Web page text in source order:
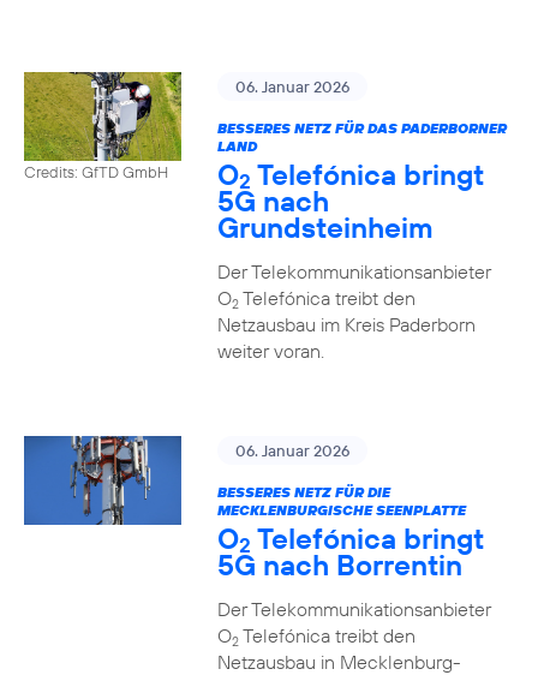
Credits: GfTD GmbH
06. Januar 2026
BESSERES NETZ FÜR DAS PADERBORNER
LAND
O2 Telefónica bringt
5G nach
Grundsteinheim
Der Telekommunikationsanbieter
O2Telefónica treibt den
Netzausbau im Kreis Paderborn
weiter voran.
06. Januar 2026
BESSERES NETZ FÜR DIE
MECKLENBURGISCHE SEENPLATTE
O2 Telefónica bringt
5G nach Borrentin
Der Telekommunikationsanbieter
O2Telefónica treibt den
Netzausbau in Mecklenburg-